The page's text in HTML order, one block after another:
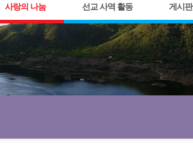
사랑의 나눔 선교 사역 활동 게시판